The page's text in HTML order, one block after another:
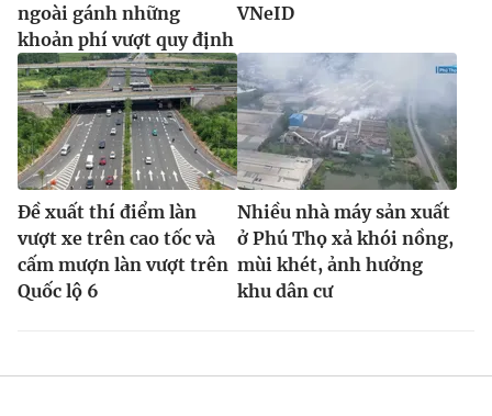
ngoài gánh những
khoản phí vượt quy định
VNeID
Đề xuất thí điểm làn
vượt xe trên cao tốc và
cấm mượn làn vượt trên
Quốc lộ 6
Nhiều nhà máy sản xuất
ở Phú Thọ xả khói nồng,
mùi khét, ảnh hưởng
khu dân cư